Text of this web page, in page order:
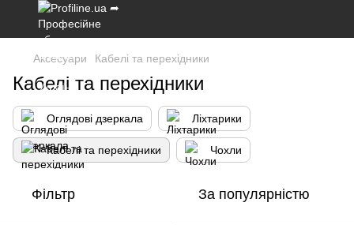
Аксесуари Кабелі та перехідники
Кабелі та перехідники
Оглядові дзеркала Ліхтарики
Кабелі та перехідники Чохли
Фільтр За популярністю